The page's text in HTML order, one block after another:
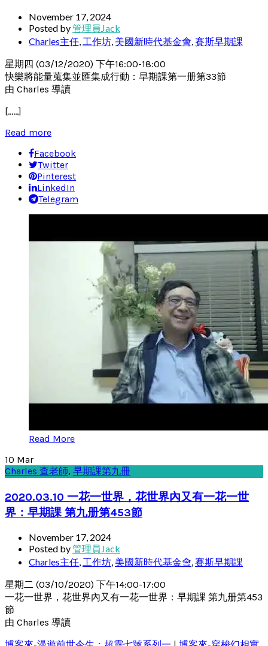
November 17, 2024
Posted by管理員Jack
Charles主任, 工作坊, 美國新時代基金會,賽斯早期課
星期四 (03/12/2020) 下午16:00-18:00
快樂將能量蒐集並匯集成行動：早期課第一册第33節
由 Charles 導讀
[……]
Read more
Facebook
Twitter
Pinterest
LinkedIn
Telegram
Read More
10 Mar
Charles 查老師, 早期課第九冊
2020.03.10 一花一世界，花世界內又有一花一世
界：早期課 第九册第453節
November 17, 2024
Posted by管理員Jack
Charles主任, 工作坊, 美國新時代基金會,賽斯早期課
星期二 (03/10/2020) 下午14:00-17:00
一花一世界，花世界內又有一花一世界：早期課 第九册第453
節
由 Charles 導讀